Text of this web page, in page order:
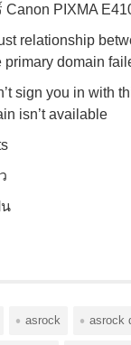
PIXMA
relationship
domain
sign you in with
isn’t available
asrock asrock